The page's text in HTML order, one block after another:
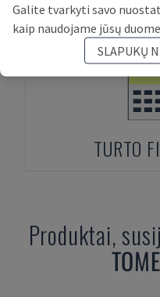
TURTO
Produktai,
TOME
Galite tvarkyti savo
kaip naudojame jūsų
SLAPUKŲ